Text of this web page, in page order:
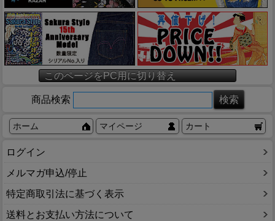
このページをPC用に切り替え
商品検索
ホーム マイページ カート
ログイン
メルマガ申込/停止
特定商取引法に基づく表示
送料とお支払い方法について